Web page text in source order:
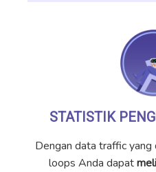
STATISTIK
Dengan data traffic
loops Anda dapat